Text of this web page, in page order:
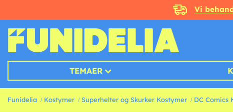
Vi
TEMAER
Funidelia Kostymer Superhelter og Skurker Kostymer DC Comics